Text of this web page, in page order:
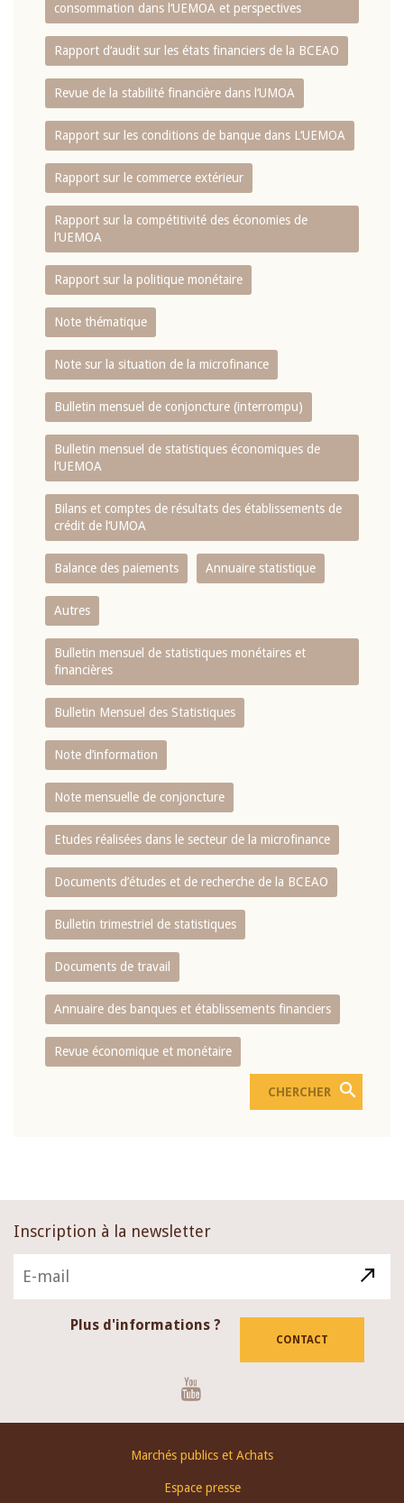
consommation dans l‘UEMOA et perspectives
Rapport d‘audit sur les états financiers de la BCEAO
Revue de la stabilité financière dans l‘UMOA
Rapport sur les conditions de banque dans L‘UEMOA
Rapport sur le commerce extérieur
Rapport sur la compétitivité des économies de
l‘UEMOA
Rapport sur la politique monétaire
Note thématique
Note sur la situation de la microfinance
Bulletin mensuel de conjoncture (interrompu)
Bulletin mensuel de statistiques économiques de
l‘UEMOA
Bilans et comptes de résultats des établissements de
crédit de l‘UMOA
Balance des paiements Annuaire statistique
Autres
Bulletin mensuel de statistiques monétaires et
financières
Bulletin Mensuel des Statistiques
Note d’information
Note mensuelle de conjoncture
Etudes réalisées dans le secteur de la microfinance
Documents d’études et de recherche de la BCEAO
Bulletin trimestriel de statistiques
Documents de travail
Annuaire des banques et établissements financiers
Revue économique et monétaire
Inscription à la newsletter
Plus d'informations ?
CONTACT
Marchés publics et Achats
Espace presse